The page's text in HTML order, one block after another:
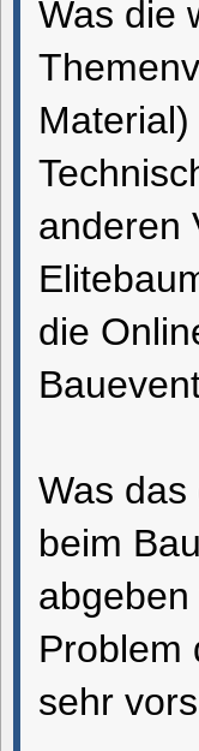
Was die
anderen
die
Was
beim
Problem
sehr